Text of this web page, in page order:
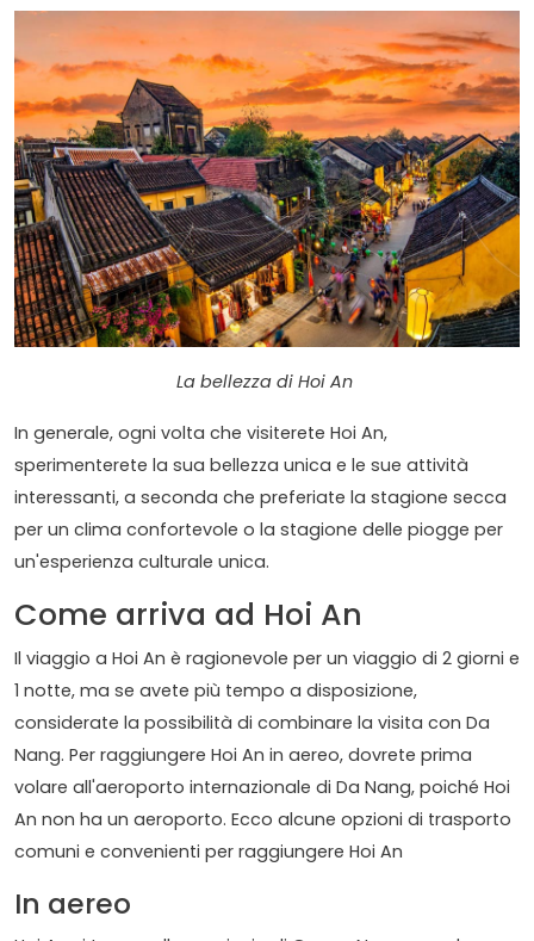
La bellezza di Hoi An
In generale, ogni volta che visiterete Hoi An,
sperimenterete la sua bellezza unica e le sue attività
interessanti, a seconda che preferiate la stagione secca
per un clima confortevole o la stagione delle piogge per
un'esperienza culturale unica.
Come arriva ad Hoi An
Il viaggio a Hoi An è ragionevole per un viaggio di 2 giorni e
1 notte, ma se avete più tempo a disposizione,
considerate la possibilità di combinare la visita con Da
Nang. Per raggiungere Hoi An in aereo, dovrete prima
volare all'aeroporto internazionale di Da Nang, poiché Hoi
An non ha un aeroporto. Ecco alcune opzioni di trasporto
comuni e convenienti per raggiungere Hoi An
In aereo